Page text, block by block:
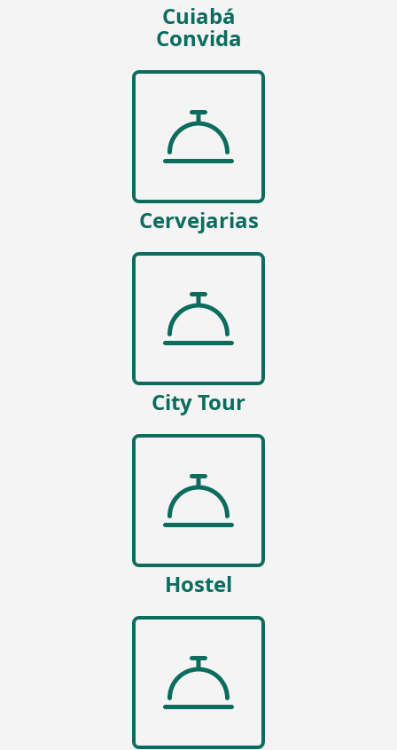
Cuiabá
Convida
Cervejarias
City Tour
Hostel